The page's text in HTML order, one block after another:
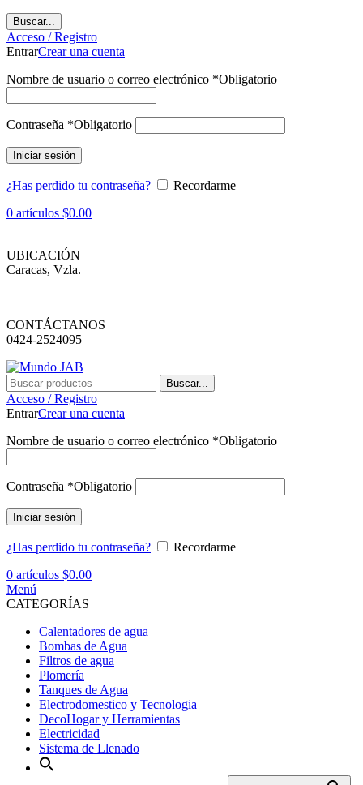
Buscar...
Acceso / Registro
EntrarCrear una cuenta
Nombre de usuario o correo electrónico *Obligatorio
Contraseña *Obligatorio
Iniciar sesión
¿Has perdido tu contraseña?
Recordarme
0 artículos $0.00
UBICACIÓN
Caracas, Vzla.
CONTÁCTANOS
0424-2524095
Buscar...
Acceso / Registro
EntrarCrear una cuenta
Nombre de usuario o correo electrónico *Obligatorio
Contraseña *Obligatorio
Iniciar sesión
¿Has perdido tu contraseña?
Recordarme
0 artículos $0.00
Menú
CATEGORÍAS
Calentadores de agua
Bombas de Agua
Filtros de agua
Plomería
Tanques de Agua
Electrodomestico y Tecnologia
DecoHogar y Herramientas
Electricidad
Sistema de Llenado